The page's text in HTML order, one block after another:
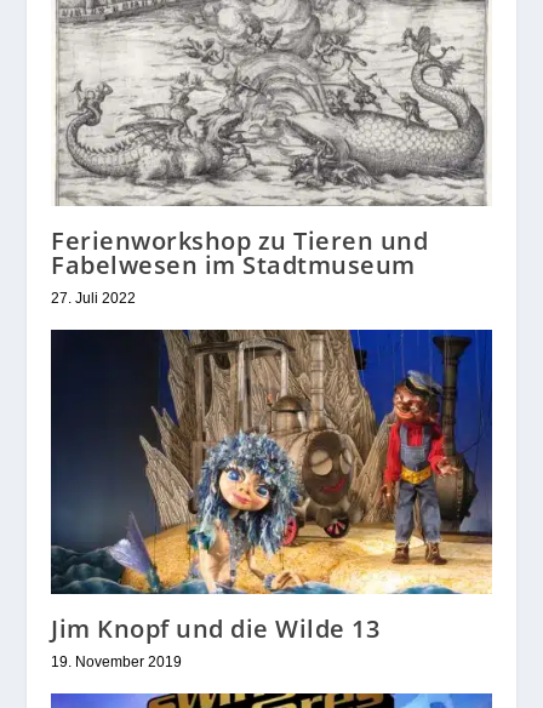
Ferienworkshop zu Tieren und
Fabelwesen im Stadtmuseum
27. Juli 2022
Jim Knopf und die Wilde 13
19. November 2019